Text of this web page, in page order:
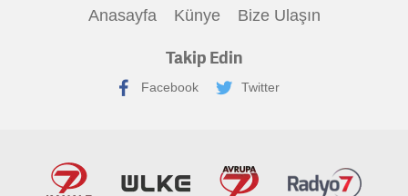
Anasayfa Künye Bize Ulaşın
Takip Edin
Facebook Twitter